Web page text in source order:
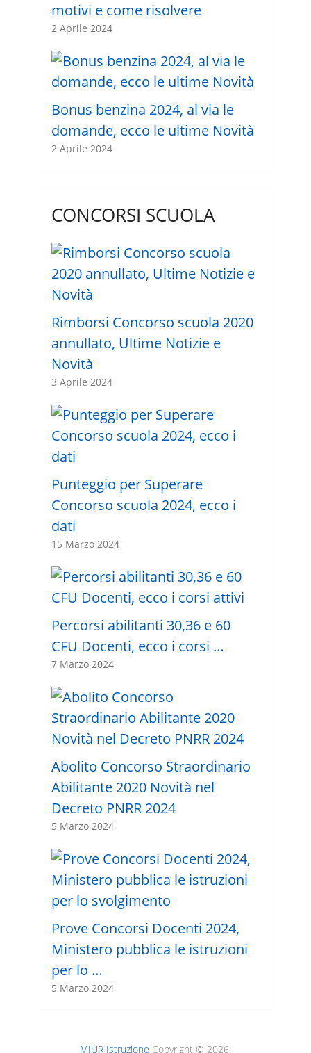
motivi e come risolvere
2 Aprile 2024
Bonus benzina 2024, al via le
domande, ecco le ultime Novità
2 Aprile 2024
CONCORSI SCUOLA
Rimborsi Concorso scuola 2020
annullato, Ultime Notizie e
Novità
3 Aprile 2024
Punteggio per Superare
Concorso scuola 2024, ecco i
dati
15 Marzo 2024
Percorsi abilitanti 30,36 e 60
CFU Docenti, ecco i corsi …
7 Marzo 2024
Abolito Concorso Straordinario
Abilitante 2020 Novità nel
Decreto PNRR 2024
5 Marzo 2024
Prove Concorsi Docenti 2024,
Ministero pubblica le istruzioni
per lo …
5 Marzo 2024
MIUR Istruzione Copyright © 2026.